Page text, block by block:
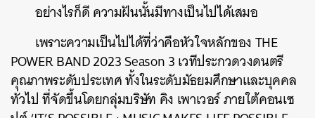
อย่างไรก็ดี ความฝันนั้นมีทางเป็นไปได้เสมอ
เพราะความเป็นไปได้ที่ว่าคือหัวใจหลักของ THE
POWER BAND 2023 Season 3 เวทีประกวดวงดนตรี
คุณภาพระดับประเทศ ทั้งในระดับมัธยมศึกษาและบุคคล
ทั่วไป ที่จัดขึ้นโดยกลุ่มบริษัท คิง เพาเวอร์ภายใต้คอนเซ